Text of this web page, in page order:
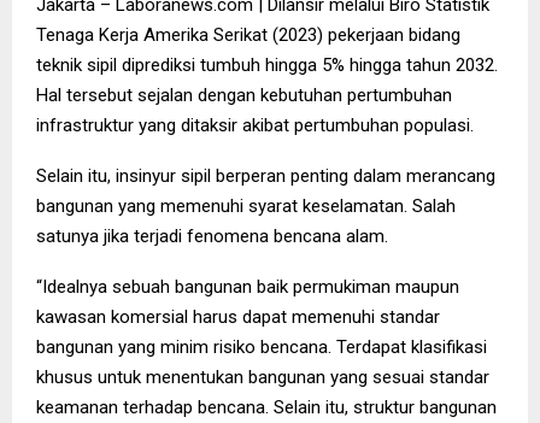
Tenaga Kerja Amerika Serikat (2023) pekerjaan bidang
teknik sipil diprediksi tumbuh hingga 5% hingga tahun 2032.
Hal tersebut sejalan dengan kebutuhan pertumbuhan
infrastruktur yang ditaksir akibat pertumbuhan populasi.
Selain itu, insinyur sipil berperan penting dalam merancang
bangunan yang memenuhi syarat keselamatan. Salah
satunya jika terjadi fenomena bencana alam.
“Idealnya sebuah bangunan baik permukiman maupun
kawasan komersial harus dapat memenuhi standar
bangunan yang minim risiko bencana. Terdapat klasifikasi
khusus untuk menentukan bangunan yang sesuai standar
keamanan terhadap bencana. Selain itu, struktur bangunan